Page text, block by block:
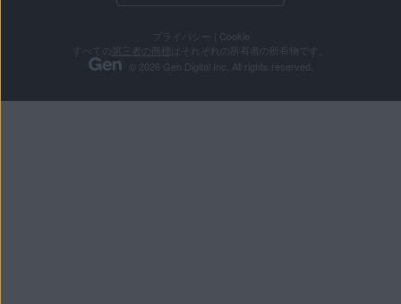
プライバシー
Cookie
第三者の商標
はそれぞれの所有者の所有物です。
© 2026 Gen Digital Inc. All rights reserved.